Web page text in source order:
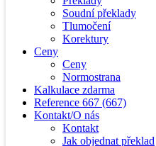
Soudní překlady
Tlumočení
Korektury
Ceny
Ceny
Normostrana
Kalkulace zdarma
Reference 667 (667)
Kontakt/O nás
Kontakt
Jak objednat překlad